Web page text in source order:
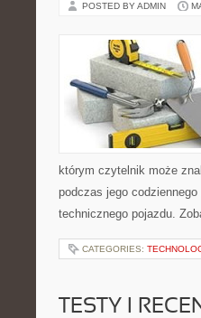
POSTED BY ADMIN
którym czytelnik może
podczas jego
technicznego pojazdu.
CATEGORIES:
TESTY I